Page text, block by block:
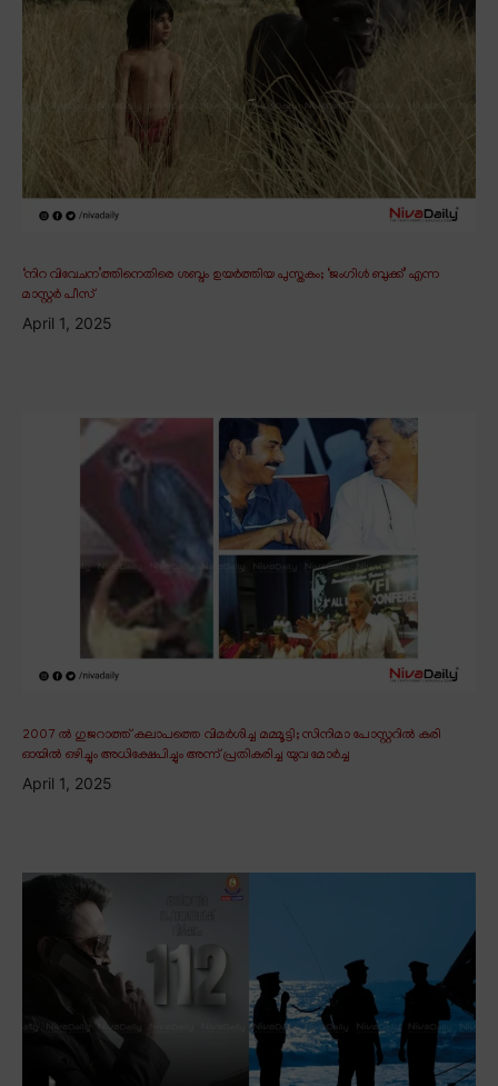
‘നിറ വിവേചന’ത്തിനെതിരെ ശബ്ദം ഉയർത്തിയ പുസ്തകം; ‘ജംഗിൾ ബുക്ക്’ എന്ന
മാസ്റ്റർ പീസ്
April 1, 2025
2007 ൽ ഗുജറാത്ത് കലാപത്തെ വിമർശിച്ച മമ്മൂട്ടി; സിനിമാ പോസ്റ്ററിൽ കരി
ഓയിൽ ഒഴിച്ചും അധിക്ഷേപിച്ചും അന്ന് പ്രതികരിച്ച യുവ മോർച്ച
April 1, 2025